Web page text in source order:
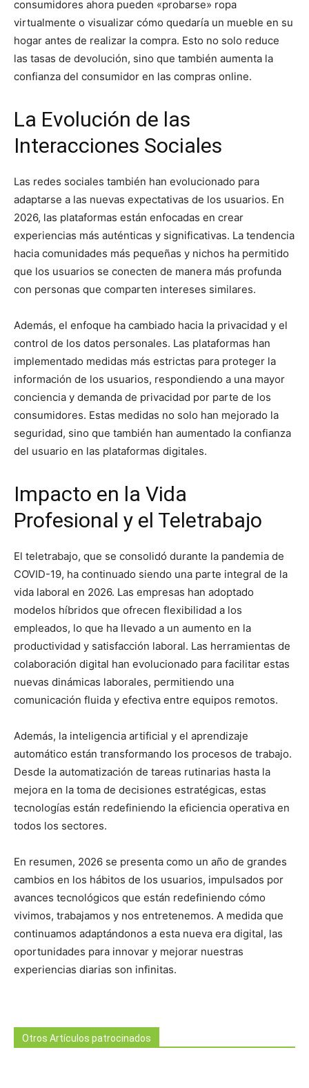
consumidores ahora pueden «probarse» ropa
virtualmente o visualizar cómo quedaría un mueble en su
hogar antes de realizar la compra. Esto no solo reduce
las tasas de devolución, sino que también aumenta la
confianza del consumidor en las compras online.
La Evolución de las
Interacciones Sociales
Las redes sociales también han evolucionado para
adaptarse a las nuevas expectativas de los usuarios. En
2026, las plataformas están enfocadas en crear
experiencias más auténticas y significativas. La tendencia
hacia comunidades más pequeñas y nichos ha permitido
que los usuarios se conecten de manera más profunda
con personas que comparten intereses similares.
Además, el enfoque ha cambiado hacia la privacidad y el
control de los datos personales. Las plataformas han
implementado medidas más estrictas para proteger la
información de los usuarios, respondiendo a una mayor
conciencia y demanda de privacidad por parte de los
consumidores. Estas medidas no solo han mejorado la
seguridad, sino que también han aumentado la confianza
del usuario en las plataformas digitales.
Impacto en la Vida
Profesional y el Teletrabajo
El teletrabajo, que se consolidó durante la pandemia de
COVID-19, ha continuado siendo una parte integral de la
vida laboral en 2026. Las empresas han adoptado
modelos híbridos que ofrecen flexibilidad a los
empleados, lo que ha llevado a un aumento en la
productividad y satisfacción laboral. Las herramientas de
colaboración digital han evolucionado para facilitar estas
nuevas dinámicas laborales, permitiendo una
comunicación fluida y efectiva entre equipos remotos.
Además, la inteligencia artificial y el aprendizaje
automático están transformando los procesos de trabajo.
Desde la automatización de tareas rutinarias hasta la
mejora en la toma de decisiones estratégicas, estas
tecnologías están redefiniendo la eficiencia operativa en
todos los sectores.
En resumen, 2026 se presenta como un año de grandes
cambios en los hábitos de los usuarios, impulsados por
avances tecnológicos que están redefiniendo cómo
vivimos, trabajamos y nos entretenemos. A medida que
continuamos adaptándonos a esta nueva era digital, las
oportunidades para innovar y mejorar nuestras
experiencias diarias son infinitas.
Otros Artículos patrocinados